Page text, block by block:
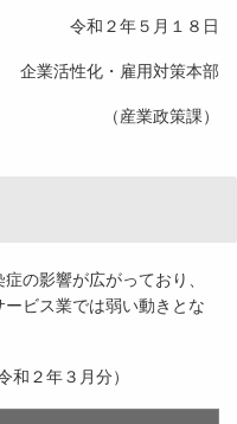
令和２年５月１８日
企業活性化・雇用対策本部
（産業政策課）
の影響が広がっており、
ビス業では弱い動きとな
和２年３月分）